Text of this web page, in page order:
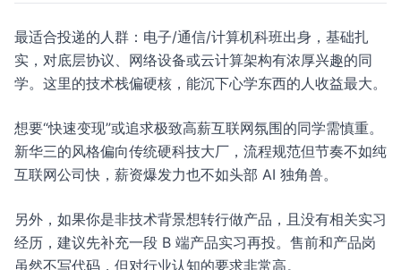
最适合投递的人群：电子/通信/计算机科班出身，基础扎
实，对底层协议、网络设备或云计算架构有浓厚兴趣的同
学。这里的技术栈偏硬核，能沉下心学东西的人收益最大。
想要“快速变现”或追求极致高薪互联网氛围的同学需慎重。
新华三的风格偏向传统硬科技大厂，流程规范但节奏不如纯
互联网公司快，薪资爆发力也不如头部 AI 独角兽。
另外，如果你是非技术背景想转行做产品，且没有相关实习
经历，建议先补充一段 B 端产品实习再投。售前和产品岗
虽然不写代码，但对行业认知的要求非常高。